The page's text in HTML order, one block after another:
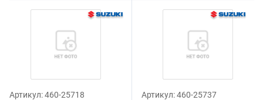
Артикул:460-25718 Артикул:460-25737